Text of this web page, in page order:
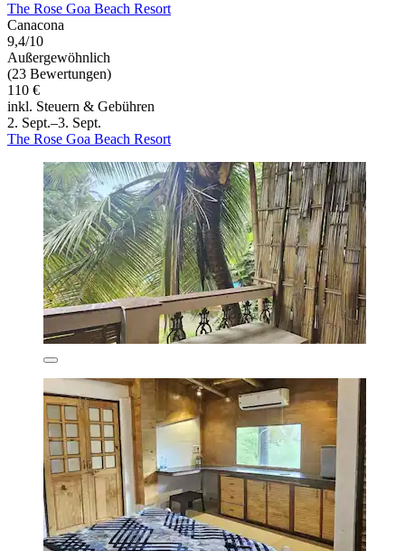
The Rose Goa Beach Resort
Canacona
9,4/10
Außergewöhnlich
(23 Bewertungen)
110 €
inkl. Steuern & Gebühren
2. Sept.–3. Sept.
The Rose Goa Beach Resort